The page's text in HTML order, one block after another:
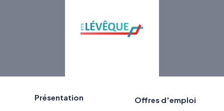
Présentation Offres d'emploi